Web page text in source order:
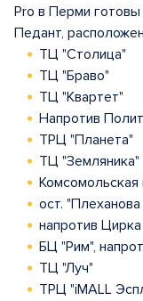
Pro в Перми готовы
Педант,
ТЦ "Столица"
ТЦ "Браво"
ТЦ "Квартет"
Напротив
ТРЦ "Планета"
ТЦ "Земляника"
ост. "Плеханова
напротив Цирка
БЦ "Рим",
ТЦ "Луч"
ТРЦ "iMALL